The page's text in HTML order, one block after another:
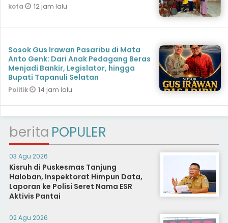
kota 12 jam lalu
Sosok Gus Irawan Pasaribu di Mata
Anto Genk: Dari Anak Pedagang Beras
Menjadi Bankir, Legislator, hingga
Bupati Tapanuli Selatan
Politik 14 jam lalu
berita POPULER
03 Agu 2026
Kisruh di Puskesmas Tanjung
Haloban, Inspektorat Himpun Data,
Laporan ke Polisi Seret Nama ESR
Aktivis Pantai
02 Agu 2026